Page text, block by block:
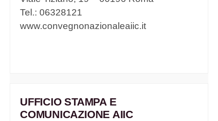
Tel.: 06328121
www.convegnonazionaleaiic.it
UFFICIO STAMPA E
COMUNICAZIONE AIIC